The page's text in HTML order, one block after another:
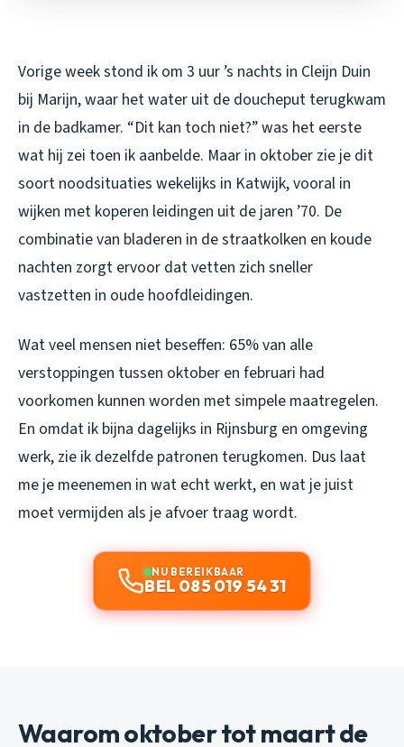
Vorige week stond ik om 3 uur ’s nachts in Cleijn Duin
bij Marijn, waar het water uit de doucheput terugkwam
in de badkamer. “Dit kan toch niet?” was het eerste
wat hij zei toen ik aanbelde. Maar in oktober zie je dit
soort noodsituaties wekelijks in Katwijk, vooral in
wijken met koperen leidingen uit de jaren ’70. De
combinatie van bladeren in de straatkolken en koude
nachten zorgt ervoor dat vetten zich sneller
vastzetten in oude hoofdleidingen.
Wat veel mensen niet beseffen: 65% van alle
verstoppingen tussen oktober en februari had
voorkomen kunnen worden met simpele maatregelen.
En omdat ik bijna dagelijks in Rijnsburg en omgeving
werk, zie ik dezelfde patronen terugkomen. Dus laat
me je meenemen in wat echt werkt, en wat je juist
moet vermijden als je afvoer traag wordt.
NU BEREIKBAAR
BEL 085 019 54 31
Waarom oktober tot maart de